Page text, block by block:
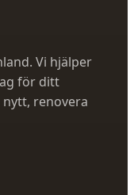
Vi hjälper
för ditt
renovera